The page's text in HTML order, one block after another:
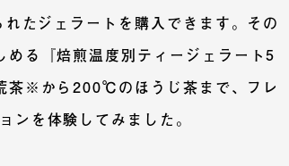
たジェラートを購入できます。その
る『焙煎温度別ティージェラート5
茶※から200℃のほうじ茶まで、フレ
ンを体験してみました。